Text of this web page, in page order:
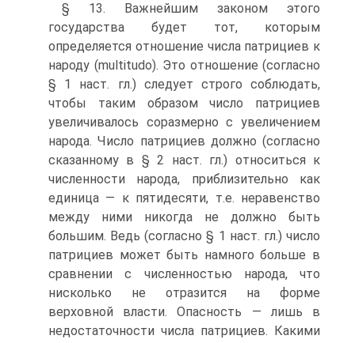
§ 13. Важнейшим законом этого
государства будет тот, которым
определяется отношение числа патрициев к
народу (multitudo). Это отношение (согласно
§ 1 наст. гл.) следует строго соблюдать,
чтобы таким образом число патрициев
увеличивалось соразмерно с увеличением
народа. Число патрициев должно (согласно
сказанному в § 2 наст. гл.) относиться к
численности народа, приблизительно как
единица — к пятидесяти, т.е. неравенство
между ними никогда не должно быть
большим. Ведь (согласно § 1 наст. гл.) число
патрициев может быть намного больше в
сравнении с численностью народа, что
нисколько не отразится на форме
верховной власти. Опасность — лишь в
недостаточности числа патрициев. Какими